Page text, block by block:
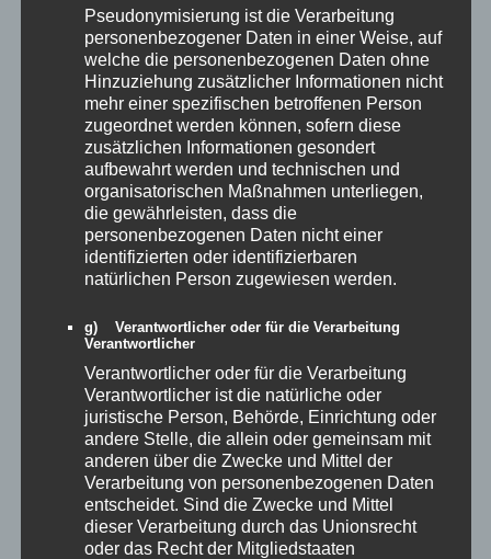
Veröffentlicht unter Allgemein
75 Jahre Schachclub
Veröffentlicht am27. September 2025vonGulde
Pseudonymisierung ist die Verarbeitung
personenbezogener Daten in einer Weise, auf
welche die personenbezogenen Daten ohne
Hinzuziehung zusätzlicher Informationen nicht
mehr einer spezifischen betroffenen Person
zugeordnet werden können, sofern diese
zusätzlichen Informationen gesondert
aufbewahrt werden und technischen und
organisatorischen Maßnahmen unterliegen,
die gewährleisten, dass die
personenbezogenen Daten nicht einer
identifizierten oder identifizierbaren
natürlichen Person zugewiesen werden.
g) Verantwortlicher oder für die Verarbeitung
Verantwortlicher
Verantwortlicher oder für die Verarbeitung
Verantwortlicher ist die natürliche oder
juristische Person, Behörde, Einrichtung oder
andere Stelle, die allein oder gemeinsam mit
anderen über die Zwecke und Mittel der
Verarbeitung von personenbezogenen Daten
entscheidet. Sind die Zwecke und Mittel
dieser Verarbeitung durch das Unionsrecht
oder das Recht der Mitgliedstaaten